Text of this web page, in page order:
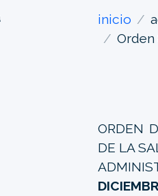
inicio
ORDEN
DE LA